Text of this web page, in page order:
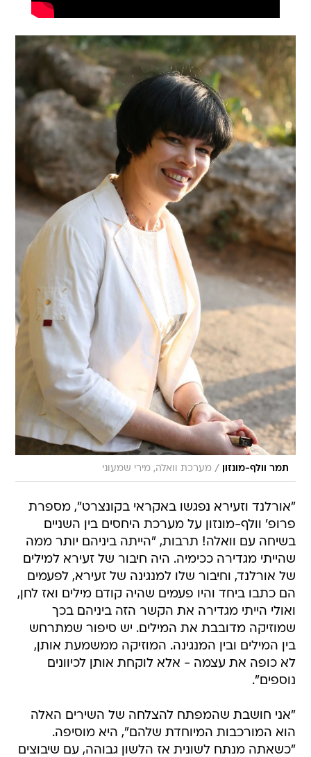
תמר וולף-מונזון / מערכת וואלה, מירי שמעוני
"אורלנד וזעירא נפגשו באקראי בקונצרט", מספרת
פרופ' וולף-מונזון על מערכת היחסים בין השניים
בשיחה עם וואלה! תרבות, "הייתה ביניהם יותר ממה
שהייתי מגדירה ככימיה. היה חיבור של זעירא למילים
של אורלנד, וחיבור שלו למנגינה של זעירא, לפעמים
הם כתבו ביחד והיו פעמים שהיה קודם מילים ואז לחן,
ואולי הייתי מגדירה את הקשר הזה ביניהם בכך
שמוזיקה מדובבת את המילים. יש סיפור שמתרחש
בין המילים ובין המנגינה. המוזיקה ממשמעת אותן,
לא כופה את עצמה - אלא לוקחת אותן לכיוונים
נוספים".
"אני חושבת שהמפתח להצלחה של השירים האלה
הוא המורכבות המיוחדת שלהם", היא מוסיפה.
"כשאתה מנתח לשונית אז הלשון גבוהה, עם שיבוצים